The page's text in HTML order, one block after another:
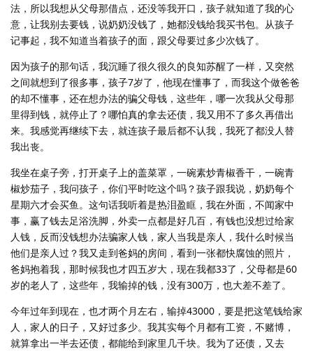
法，所以我想从父母那借点，还没等我开口，孩子就知道了我的心
意，让我别去要钱，说奶奶没钱了，她都没钱给我买书包。从孩子
记事起，我不知道当着孩子的面，跟父母要过多少次钱了。
因为孩子的那句话，我沉睡了很久很久的良知苏醒了一样，又突然
之间就想到了很多事，孩子7岁了，他现在懂事了，而我这个做爸爸
的却不懂事，还在想办法的骗父母钱，这些年，哪一次我从父母那
里得到钱，就停止了？哪怕真的拿去还债，我又用不了多久再借出
来。我感觉再继续下去，就连孩子最后都不认我，我死了都没人替
我出丧。
我坐在桌子旁，打开桌子上的盖菜罩，一碗素炒青椒香干，一碗青
椒炒茄子，我问孩子，你们平时吃这个吗？孩子跟我说，奶奶每个
星期六才会买鱼。这句话我听着是热泪盈眶，我在外面，不闻家中
事，赢了钱去足浴洗脚，外卖一点都是好几百，有钱也没想过给家
人钱，反而没钱想办法骗家人钱，家人当我是亲人，我什么时候当
他们是亲人过？我又走到爸妈的房间，看到一张都快腐蚀的照片，
爸妈抱着我，那时候我也才四五岁大，现在我都33了，父母都是60
岁的老人了，这些年，我输掉的钱，没有300万，也大差不差了。
今年过年到现在，也才两个月左右，输掉43000，要是把这笔钱给家
人，家人的日子，又好过多少。我其实每个月都有工资，不赌博，
就算拿出一半去还债，都能给到家里几千块。我为了还债，又去